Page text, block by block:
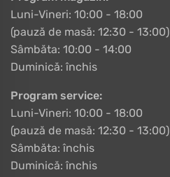
Luni-Vineri: 10:00 - 18:00
(pauză de masă: 12:30 - 13:00)
Sâmbăta: 10:00 - 14:00
Duminică: închis
Program service:
Luni-Vineri: 10:00 - 18:00
(pauză de masă: 12:30 - 13:00)
Sâmbăta: închis
Duminică: închis